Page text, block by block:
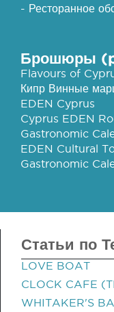
- Ресторанное
Брошюры
Flavours of
Кипр Винные
EDEN Cyprus
Cyprus EDEN
Gastronomic
EDEN Cultural
Gastronomic
Статьи по
LOVE BOAT
CLOCK CAFE
WHITAKER'S